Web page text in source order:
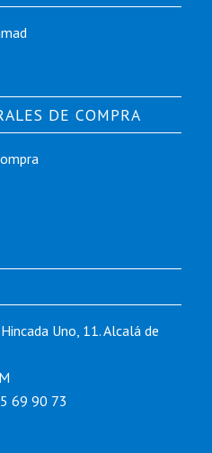
DE COMPRA
Uno, 11. Alcalá de
69 90 73